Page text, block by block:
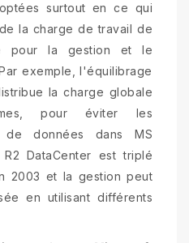
surtout en ce qui
la charge de travail de
pour la gestion et le
exemple, l'équilibrage
la charge globale
pour éviter les
de données dans MS
DataCenter est triplé
2003 et la gestion peut
en utilisant différents